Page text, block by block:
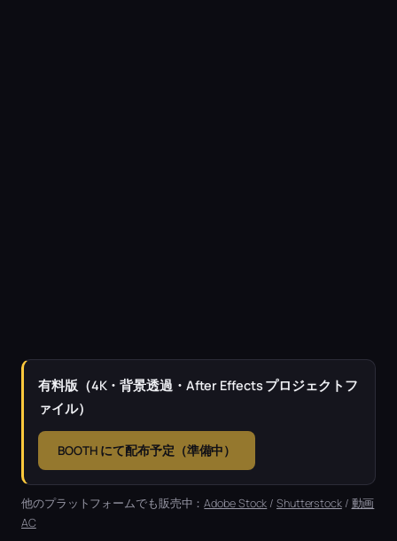
有料版（4K・背景透過・After Effects プロジェクトフ
ァイル）
BOOTH にて配布予定（準備中）
他のプラットフォームでも販売中：Adobe Stock /Shutterstock/ 動画
AC